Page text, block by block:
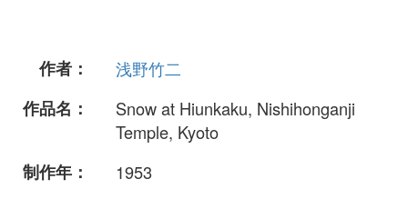
作者：
浅野竹二
作品名：
Snow at Hiunkaku, Nishihonganji
Temple, Kyoto
制作年：
1953